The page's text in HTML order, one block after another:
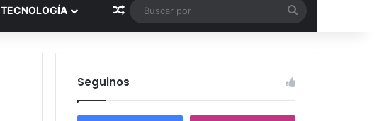
TECNOLOGÍA Publicación al azar
por
Seguinos